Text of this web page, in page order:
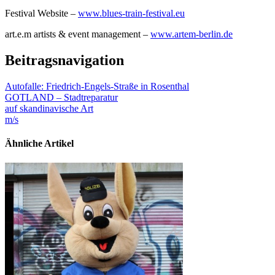
Festival Website – www.blues-train-festival.eu
art.e.m artists & event management – www.artem-berlin.de
Beitragsnavigation
Autofalle: Friedrich-Engels-Straße in Rosenthal
GOTLAND – Stadtreparatur
auf skandinavische Art
m/s
Ähnliche Artikel